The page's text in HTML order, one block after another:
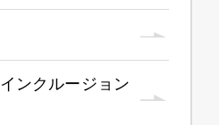
ンクルージョン